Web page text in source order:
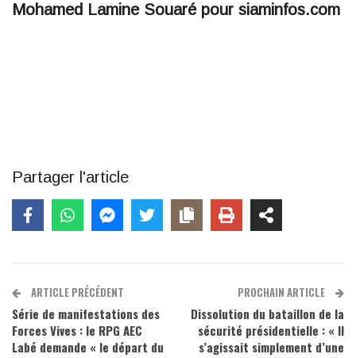
Mohamed Lamine Souaré pour siaminfos.com
Partager l'article
ARTICLE PRÉCÉDENT
Série de manifestations des
Forces Vives : le RPG AEC
Labé demande « le départ du
PROCHAIN ARTICLE
Dissolution du bataillon de la
sécurité présidentielle : « Il
s’agissait simplement d’une